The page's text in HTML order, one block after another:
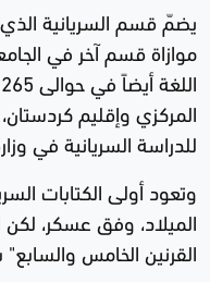
موازاة قسم آخر في
المركزي وإقليم
للدراسة السريانية في
وتعود أولى الكتابات
الميلاد، وفق عسكر، لكن
القرنين الخامس والسابع"